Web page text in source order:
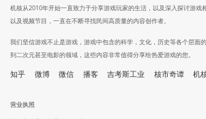
机核从2010年开始一直致力于分享游戏玩家的生活，以及深入探讨游戏
以及视频节目，一直在不断寻找民间高质量的内容创作者。
我们坚信游戏不止是游戏，游戏中包含的科学，文化，历史等各个层面
到二次元甚至电影的领域，这些内容非常值得分享给热爱游戏的您。
知乎 微博 微信 播客 吉考斯工业 核市奇谭 机
营业执照